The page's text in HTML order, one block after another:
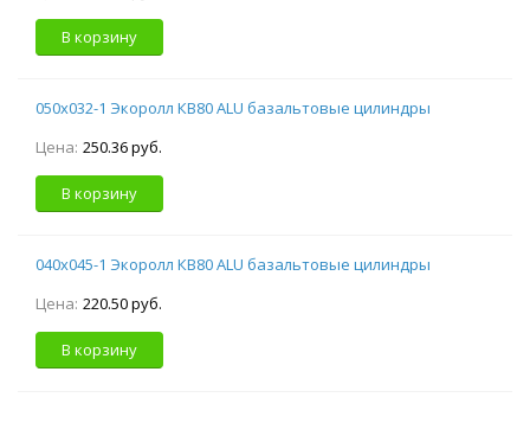
В корзину
050х032-1 Экоролл КВ80 ALU базальтовые цилиндры
Цена: 250.36 руб.
В корзину
040х045-1 Экоролл КВ80 ALU базальтовые цилиндры
Цена: 220.50 руб.
В корзину